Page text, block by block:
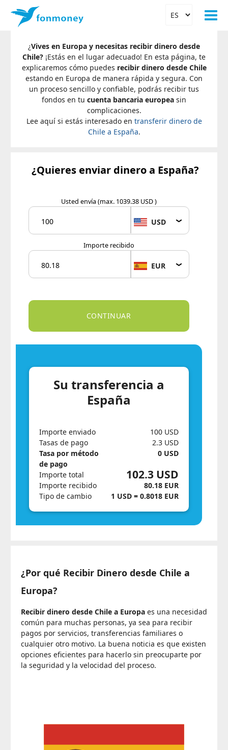
¿Vives en Europa y necesitas recibir dinero desde
Chile? ¡Estás en el lugar adecuado! En esta página, te
explicaremos cómo puedes recibir dinero desde Chile
estando en Europa de manera rápida y segura. Con
un proceso sencillo y confiable, podrás recibir tus
fondos en tu cuenta bancaria europea sin
complicaciones.
Lee aquí si estás interesado en transferir dinero de
Chile a España.
¿Quieres enviar dinero a España?
Usted envía (max. 1039.38 USD )
USD
Importe recibido
EUR
Su transferencia a
España
Importe enviado
Tasas de pago
Tasa por método
de pago
100 USD
2.3 USD
0 USD
Importe total
Importe recibido
102.3 USD
80.18 EUR
Tipo de cambio
1 USD = 0.8018 EUR
¿Por qué Recibir Dinero desde Chile a
Europa?
Recibir dinero desde Chile a Europa es una necesidad
común para muchas personas, ya sea para recibir
pagos por servicios, transferencias familiares o
cualquier otro motivo. La buena noticia es que existen
opciones eficientes para hacerlo sin preocuparte por
la seguridad y la velocidad del proceso.